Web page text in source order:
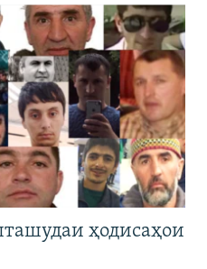
ҳодисаҳои